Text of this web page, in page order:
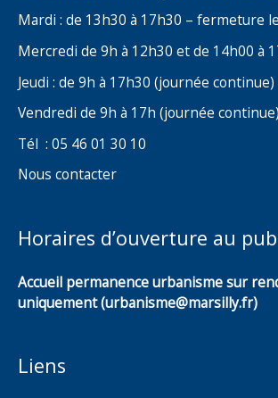
Mardi : de 13h30 à 17h30 – fermeture
Mercredi de 9h à 12h30 et de 14h00 à
Jeudi : de 9h à 17h30 (journée continue)
Vendredi de 9h à 17h (journée continue)
Tél : 05 46 01 30 10
Nous contacter
Horaires d’ouverture au
Accueil permanence urbanisme sur
uniquement (urbanisme@marsilly.fr)
Liens